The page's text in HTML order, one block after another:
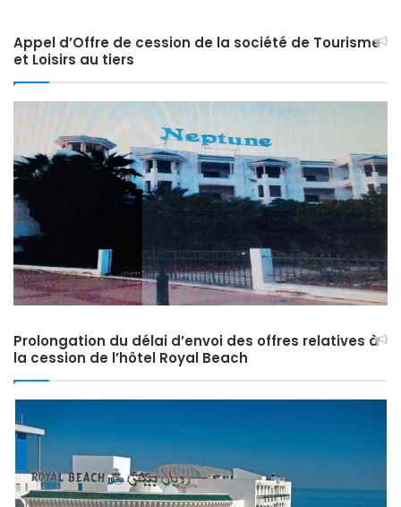
Appel d’Offre de cession de la société de Tourisme
et Loisirs au tiers
Prolongation du délai d’envoi des offres relatives à
la cession de l’hôtel Royal Beach